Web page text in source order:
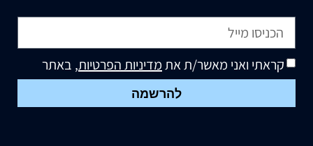
קראתי ואני מאשר/ת אתמדיניות הפרטיות, באתר
להרשמה